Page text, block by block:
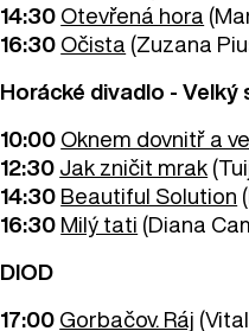
14:30 Otevřená hora
16:30 Očista (Zuzana
Horácké divadlo - Velký
10:00 Oknem dovnitř a
12:30 Jak zničit mrak
14:30 Beautiful Solution
16:30 Milý tati (Diana
DIOD
17:00 Gorbačov. Ráj